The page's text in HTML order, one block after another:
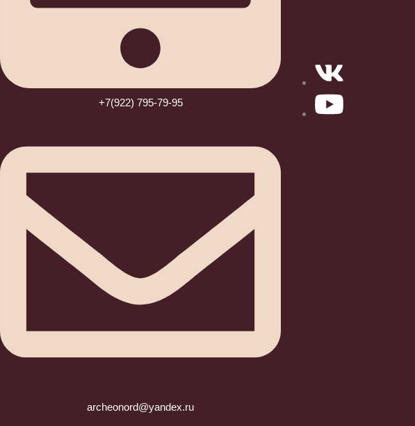
+7(922) 795-79-95
archeonord@yandex.ru